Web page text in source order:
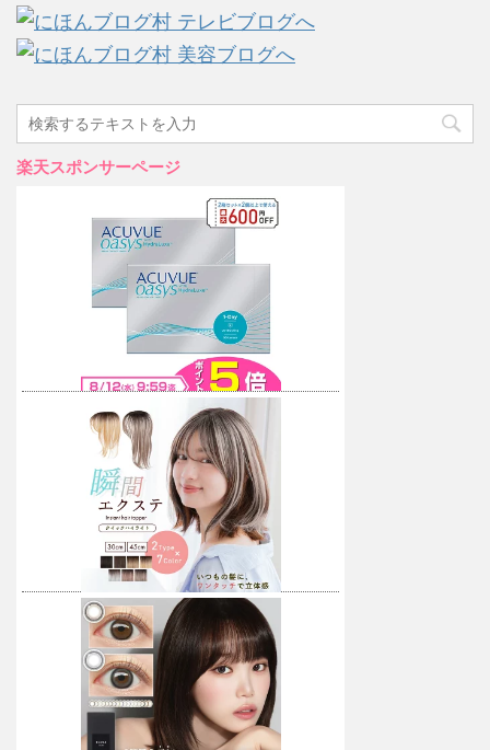
楽天スポンサーページ